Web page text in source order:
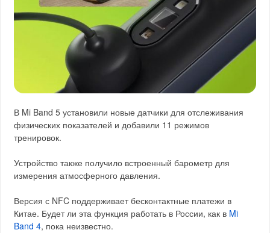
В Mi Band 5 установили новые датчики для отслеживания
физических показателей и добавили 11 режимов
тренировок.
Устройство также получило встроенный барометр для
измерения атмосферного давления.
Версия с NFC поддерживает бесконтактные платежи в
Китае. Будет ли эта функция работать в России, как в Mi
Band 4, пока неизвестно.